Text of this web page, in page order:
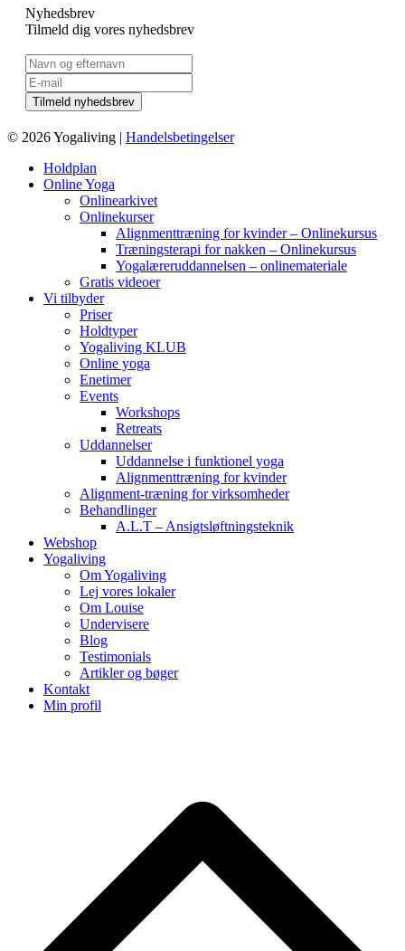
Nyhedsbrev
Tilmeld dig vores nyhedsbrev
© 2026 Yogaliving | Handelsbetingelser
Holdplan
Online Yoga
Onlinearkivet
Onlinekurser
Alignmenttræning for kvinder – Onlinekursus
Træningsterapi for nakken – Onlinekursus
Yogalæreruddannelsen – onlinemateriale
Gratis videoer
Vi tilbyder
Priser
Holdtyper
Yogaliving KLUB
Online yoga
Enetimer
Events
Workshops
Retreats
Uddannelser
Uddannelse i funktionel yoga
Alignmenttræning for kvinder
Alignment-træning for virksomheder
Behandlinger
A.L.T – Ansigtsløftningsteknik
Webshop
Yogaliving
Om Yogaliving
Lej vores lokaler
Om Louise
Undervisere
Blog
Testimonials
Artikler og bøger
Kontakt
Min profil